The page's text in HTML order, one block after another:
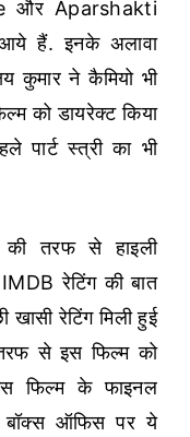
और Aparshakti
हैं. इनके अलावा
कुमार ने कैमियो भी
को डायरेक्ट किया
पार्ट स्त्री का भी
की तरफ से हाइली
रेटिंग की बात
रेटिंग मिली हुई
से इस फिल्म को
फिल्म के फाइनल
ऑफिस पर ये